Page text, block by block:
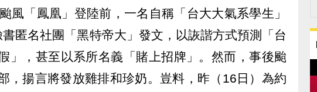
風「鳳凰」登陸前，一名自稱「台大大氣系學生」
匿名社團「黑特帝大」發文，以詼諧方式預測「台
」，甚至以系所名義「賭上招牌」。然而，事後颱
，揚言將發放雞排和珍奶。豈料，昨（16日）為約